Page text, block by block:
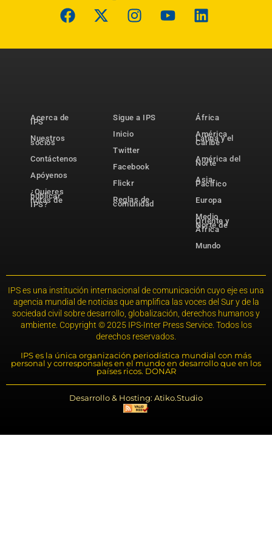
Acerca de
IPS
Nuestros
socios
Contáctenos
Apóyenos
¿Quieres
publicar
notas de
IPS?
Sigue a IPS
Inicio
Twitter
Facebook
Flickr
Reglas de
comunidad
África
América
Latina y el
Caribe
América del
Norte
Asia-
Pacífico
Europa
Medio
Oriente y
Norte de
África
Mundo
IPS es una institución internacional de comunicación cuyo eje es una
agencia mundial de noticias que amplifica las voces del Sur y de la
sociedad civil sobre desarrollo, globalización, derechos humanos y
ambiente. Copyright © 2025 IPS-Inter Press Service. Todos los
derechos reservados.
IPS es la única organización periodística mundial con más
personal y corresponsales en el mundo en desarrollo que en los
países ricos. DONAR
Desarrollo & Hosting: Atiko.Studio